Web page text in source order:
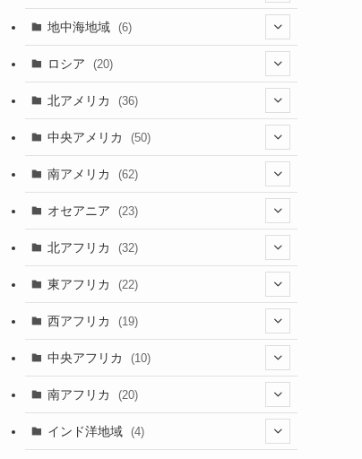
(4)
(2)
(20)
(5)
(1)
(12)
(1)
(3)
(5)
(5)
(26)
(1)
(12)
(39)
(46)
(2)
(35)
(12)
(1)
(13)
(8)
(2)
(3)
(9)
(4)
(8)
(4)
(5)
(15)
(5)
地中海地域 (6)
(3)
(3)
ロシア (20)
(20)
北アメリカ (36)
(21)
(16)
中央アメリカ (50)
(1)
(6)
(3)
(1)
(1)
(1)
南アメリカ (62)
(7)
(3)
(4)
(5)
(21)
(6)
オセアニア (23)
(16)
(1)
(1)
(1)
北アフリカ (32)
(7)
(6)
(7)
東アフリカ (22)
(7)
(6)
(3)
西アフリカ (19)
(1)
(1)
中央アフリカ (10)
(1)
(2)
南アフリカ (20)
(1)
インド洋地域 (4)